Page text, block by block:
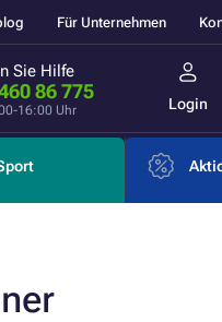
Für Unternehmen
Sie Hilfe
86 775
16:00 Uhr Login